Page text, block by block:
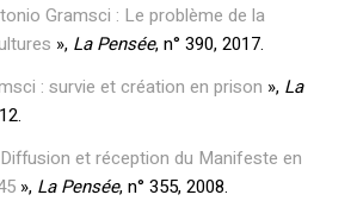
Gramsci : Le problème de la
», La Pensée, n° 390, 2017.
: survie et création en prison », La
Diffusion et réception du Manifeste en
», La Pensée, n° 355, 2008.